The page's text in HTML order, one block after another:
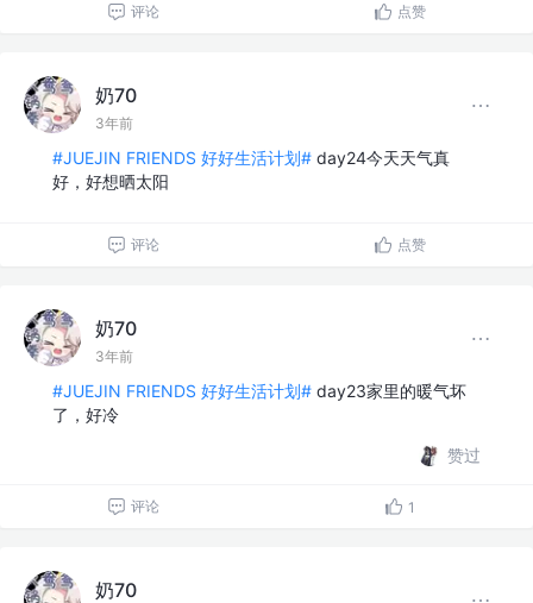
评论 点赞
奶70
3年前
#JUEJIN FRIENDS 好好生活计划# day24今天天气真
好，好想晒太阳
评论 点赞
奶70
3年前
#JUEJIN FRIENDS 好好生活计划# day23家里的暖气坏
了，好冷
赞过
评论 1
奶70